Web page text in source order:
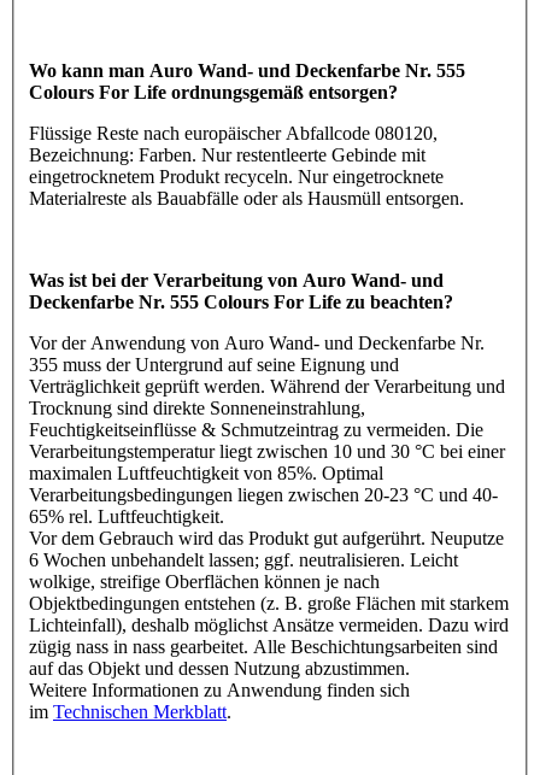
Wo kann man Auro Wand- und Deckenfarbe Nr. 555
Colours For Life ordnungsgemäß entsorgen?
Flüssige Reste nach europäischer Abfallcode 080120,
Bezeichnung: Farben. Nur restentleerte Gebinde mit
eingetrocknetem Produkt recyceln. Nur eingetrocknete
Materialreste als Bauabfälle oder als Hausmüll entsorgen.
Was ist bei der Verarbeitung von Auro Wand- und
Deckenfarbe Nr. 555 Colours For Life zu beachten?
Vor der Anwendung von Auro Wand- und Deckenfarbe Nr.
355 muss der Untergrund auf seine Eignung und
Verträglichkeit geprüft werden. Während der Verarbeitung und
Trocknung sind direkte Sonneneinstrahlung,
Feuchtigkeitseinflüsse & Schmutzeintrag zu vermeiden. Die
Verarbeitungstemperatur liegt zwischen 10 und 30 °C bei einer
maximalen Luftfeuchtigkeit von 85%. Optimal
Verarbeitungsbedingungen liegen zwischen 20-23 °C und 40-
65% rel. Luftfeuchtigkeit.
Vor dem Gebrauch wird das Produkt gut aufgerührt. Neuputze
6 Wochen unbehandelt lassen; ggf. neutralisieren. Leicht
wolkige, streifige Oberflächen können je nach
Objektbedingungen entstehen (z. B. große Flächen mit starkem
Lichteinfall), deshalb möglichst Ansätze vermeiden. Dazu wird
zügig nass in nass gearbeitet. Alle Beschichtungsarbeiten sind
auf das Objekt und dessen Nutzung abzustimmen.
Weitere Informationen zu Anwendung finden sich
im Technischen Merkblatt.